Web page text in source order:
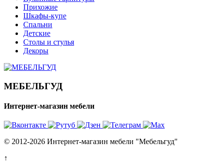
Прихожие
Шкафы-купе
Спальни
Детские
Столы и стулья
Декоры
МЕБЕЛЬГУД
Интернет-магазин мебели
© 2012-2026 Интернет-магазин мебели "Мебельгуд"
↑